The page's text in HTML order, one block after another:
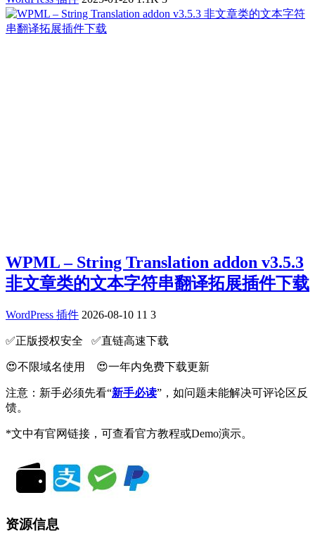
WPML – String Translation addon v3.5.3
非文章类的文本字符串翻译拓展插件下载
WordPress 插件 2026-08-10 11 3
✅️正版授权安全 ✅️直链高速下载
😍不限域名使用 😍一年内免费下载更新
注意：新手必须先看“新手必读”，如问题未能解决可评论区反
馈。
*文中有官网链接，可查看官方教程或Demo演示。
资源信息